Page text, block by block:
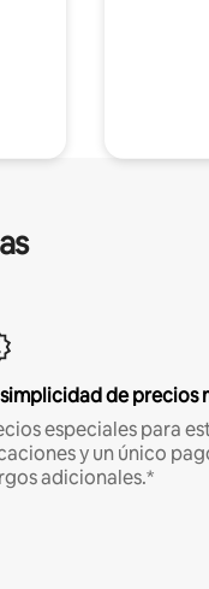
de precios
especiales para
y un único
adicionales.*